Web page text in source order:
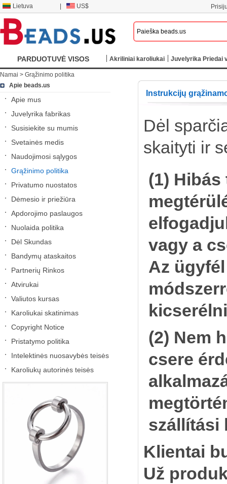
Lietuva US$
PARDUOTUVĖ VISOS
KATEGORIJOS
Akriliniai karoliukai Juvelyrika Priedai
Namai > Grąžinimo politika
Apie beads.us
Apie mus
Juvelyrika fabrikas
Susisiekite su mumis
Svetainės medis
Naudojimosi sąlygos
Grąžinimo politika
Privatumo nuostatos
Dėmesio ir priežiūra
Apdorojimo paslaugos
Nuolaida politika
Dėl Skundas
Bandymų ataskaitos
Partnerių Rinkos
Atvirukai
Valiutos kursas
Karoliukai skatinimas
Copyright Notice
Pristatymo politika
Intelektinės nuosavybės teisės
Karoliukų autorinės teisės
Instrukcijų
Dėl
skaityti ir
(1)
vagy a
Az
(2) Nem
csere
szállítási
Klientai
Už